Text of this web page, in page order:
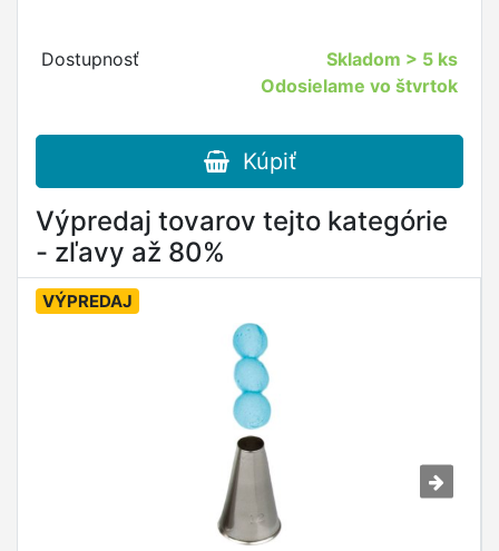
Dostupnosť Skladom > 5 ks
Odosielame vo štvrtok
Kúpiť
Výpredaj tovarov tejto kategórie
- zľavy až 80%
VÝPREDAJ